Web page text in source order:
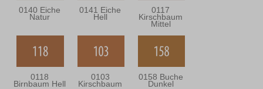
0140 Eiche
Natur
0141 Eiche
Hell
0117
Kirschbaum
Mittel
0118
Birnbaum Hell
0103
Kirschbaum
0158 Buche
Dunkel